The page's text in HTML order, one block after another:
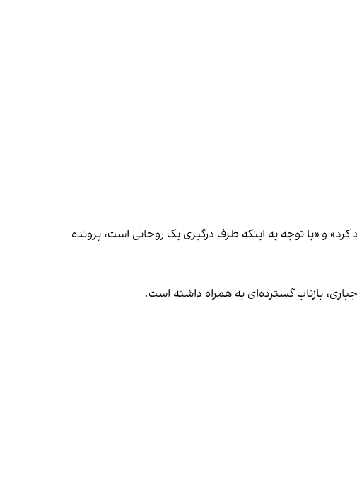
و «با توجه به اینکه طرف درگیری یک روحانی است، پرونده
بازتاب گسترده‌ای به همراه داشته است.